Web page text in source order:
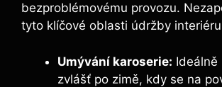
bezproblémovému provozu.
tyto klíčové oblasti údržby
Umývání karoserie: Ideálně
zvlášť po zimě, kdy se na